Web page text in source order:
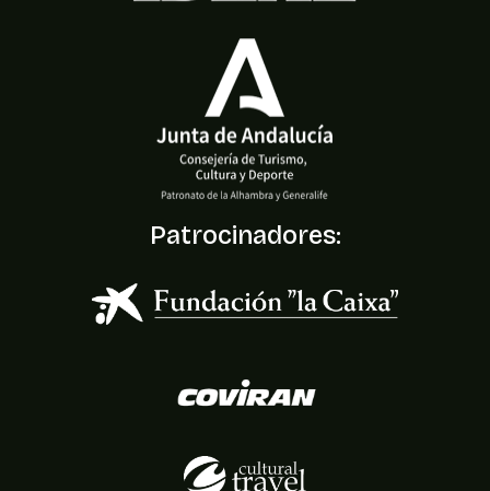
Patrocinadores: